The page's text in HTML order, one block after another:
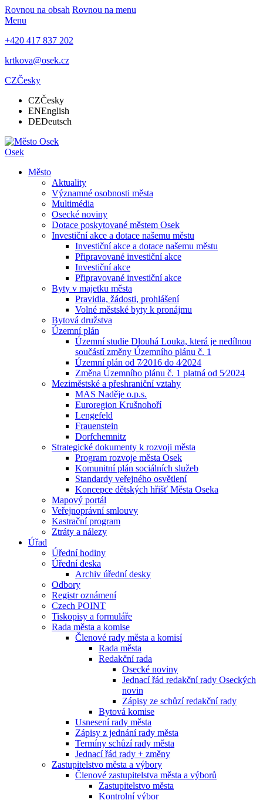
Rovnou na obsah Rovnou na menu
Menu
+420 417 837 202
krtkova@osek.cz
CZČesky
CZČesky
ENEnglish
DEDeutsch
Osek
Město
Aktuality
Významné osobnosti města
Multimédia
Osecké noviny
Dotace poskytované městem Osek
Investiční akce a dotace našemu městu
Investiční akce a dotace našemu městu
Připravované investiční akce
Investiční akce
Připravované investiční akce
Byty v majetku města
Pravidla, žádosti, prohlášení
Volné městské byty k pronájmu
Bytová družstva
Územní plán
Územní studie Dlouhá Louka, která je nedílnou
součástí změny Územního plánu č. 1
Územní plán od 7⁄2016 do 4⁄2024
Změna Územního plánu č. 1 platná od 5⁄2024
Meziměstské a přeshraniční vztahy
MAS Naděje o.p.s.
Euroregion Krušnohoří
Lengefeld
Frauenstein
Dorfchemnitz
Strategické dokumenty k rozvoji města
Program rozvoje města Osek
Komunitní plán sociálních služeb
Standardy veřejného osvětlení
Koncepce dětských hřišť Města Oseka
Mapový portál
Veřejnoprávní smlouvy
Kastrační program
Ztráty a nálezy
Úřad
Úřední hodiny
Úřední deska
Archiv úřední desky
Odbory
Registr oznámení
Czech POINT
Tiskopisy a formuláře
Rada města a komise
Členové rady města a komisí
Rada města
Redakční rada
Osecké noviny
Jednací řád redakční rady Oseckých
novin
Zápisy ze schůzí redakční rady
Bytová komise
Usnesení rady města
Zápisy z jednání rady města
Termíny schůzí rady města
Jednací řád rady + změny
Zastupitelstvo města a výbory
Členové zastupitelstva města a výborů
Zastupitelstvo města
Kontrolní výbor